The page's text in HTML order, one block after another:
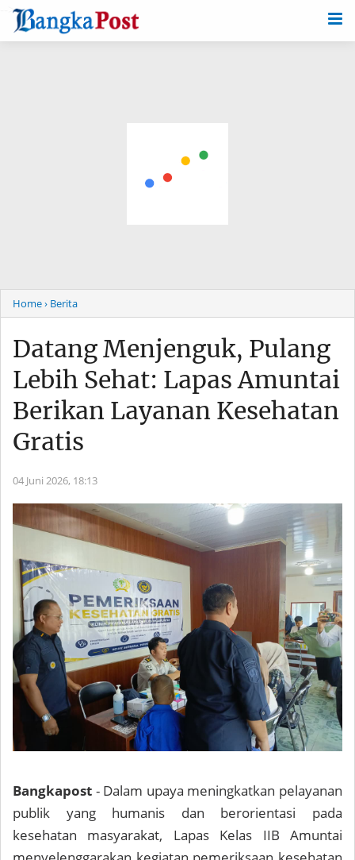
-->
Home› Berita
Datang Menjenguk, Pulang
Lebih Sehat: Lapas Amuntai
Berikan Layanan Kesehatan
Gratis
04 Juni 2026, 18:13
Bangkapost - Dalam upaya meningkatkan pelayanan
publik yang humanis dan berorientasi pada
kesehatan masyarakat, Lapas Kelas IIB Amuntai